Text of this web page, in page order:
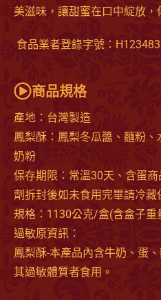
美滋味，讓甜蜜在口中綻放，
食品業者登錄字號：
商品規格
產地：台灣製造
鳳梨酥：鳳梨冬瓜醬、麵粉、
奶粉
保存期限：常溫30天、含蛋
劑拆封後如未食用完畢請冷藏
規格：1130公克/盒(含盒子重
過敏原資訊：
鳳梨酥-本產品內含牛奶、蛋
其過敏體質者食用。